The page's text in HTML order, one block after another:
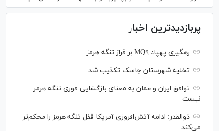
پربازدیدترین اخبار
رهگیری پهپاد MQ۹ بر فراز تنگه هرمز
تخلیه شهرستان جاسک تکذیب شد
توافق ایران و عمان به معنای بازگشایی فوری تنگه هرمز
نیست
ذوالقدر: ادامه آتش‌افروزی آمریکا قفل تنگه هرمز را محکم‌تر
می‌کند